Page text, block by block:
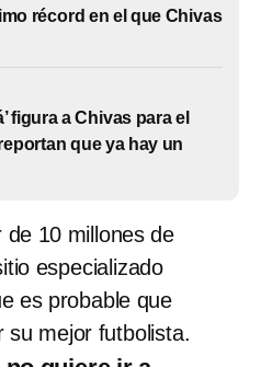
récord en el que Chivas
figura a Chivas para el
que ya hay un
de 10 millones de
especializado
es probable que
su mejor futbolista.